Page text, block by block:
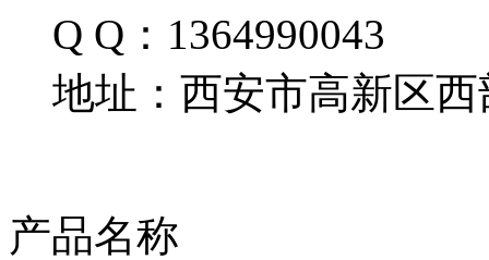
Q Q：1364990043
地址：西安市高新区西
产品名称